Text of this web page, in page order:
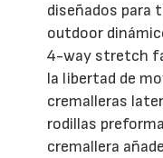
diseñados para
outdoor
4-way stretch
la libertad de
cremalleras
rodillas
cremallera